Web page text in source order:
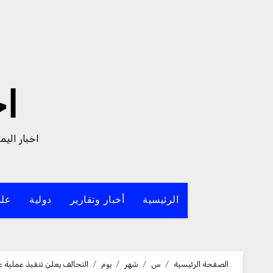
اخبار
الرئيسية أخبار وتقارير دولية
الصفحة الرئيسية س شهر يوم التحالف يعلن تنفيذ